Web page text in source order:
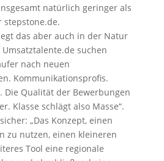
natürlich geringer als
stepstone.de.
das aber auch in der Natur
suchen
nach neuen
Kommunikationsprofis.
Die Qualität der Bewerbungen
Klasse schlägt also Masse“.
„Das Konzept, einen
zu nutzen, einen kleineren
Tool eine regionale